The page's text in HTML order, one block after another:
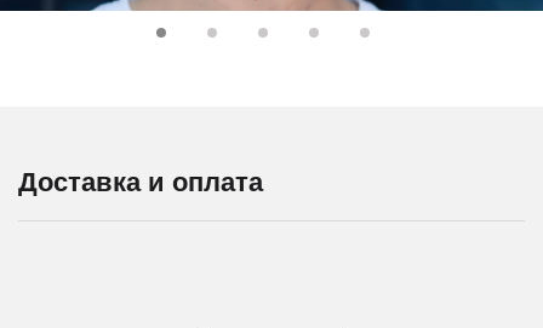
Доставка и оплата